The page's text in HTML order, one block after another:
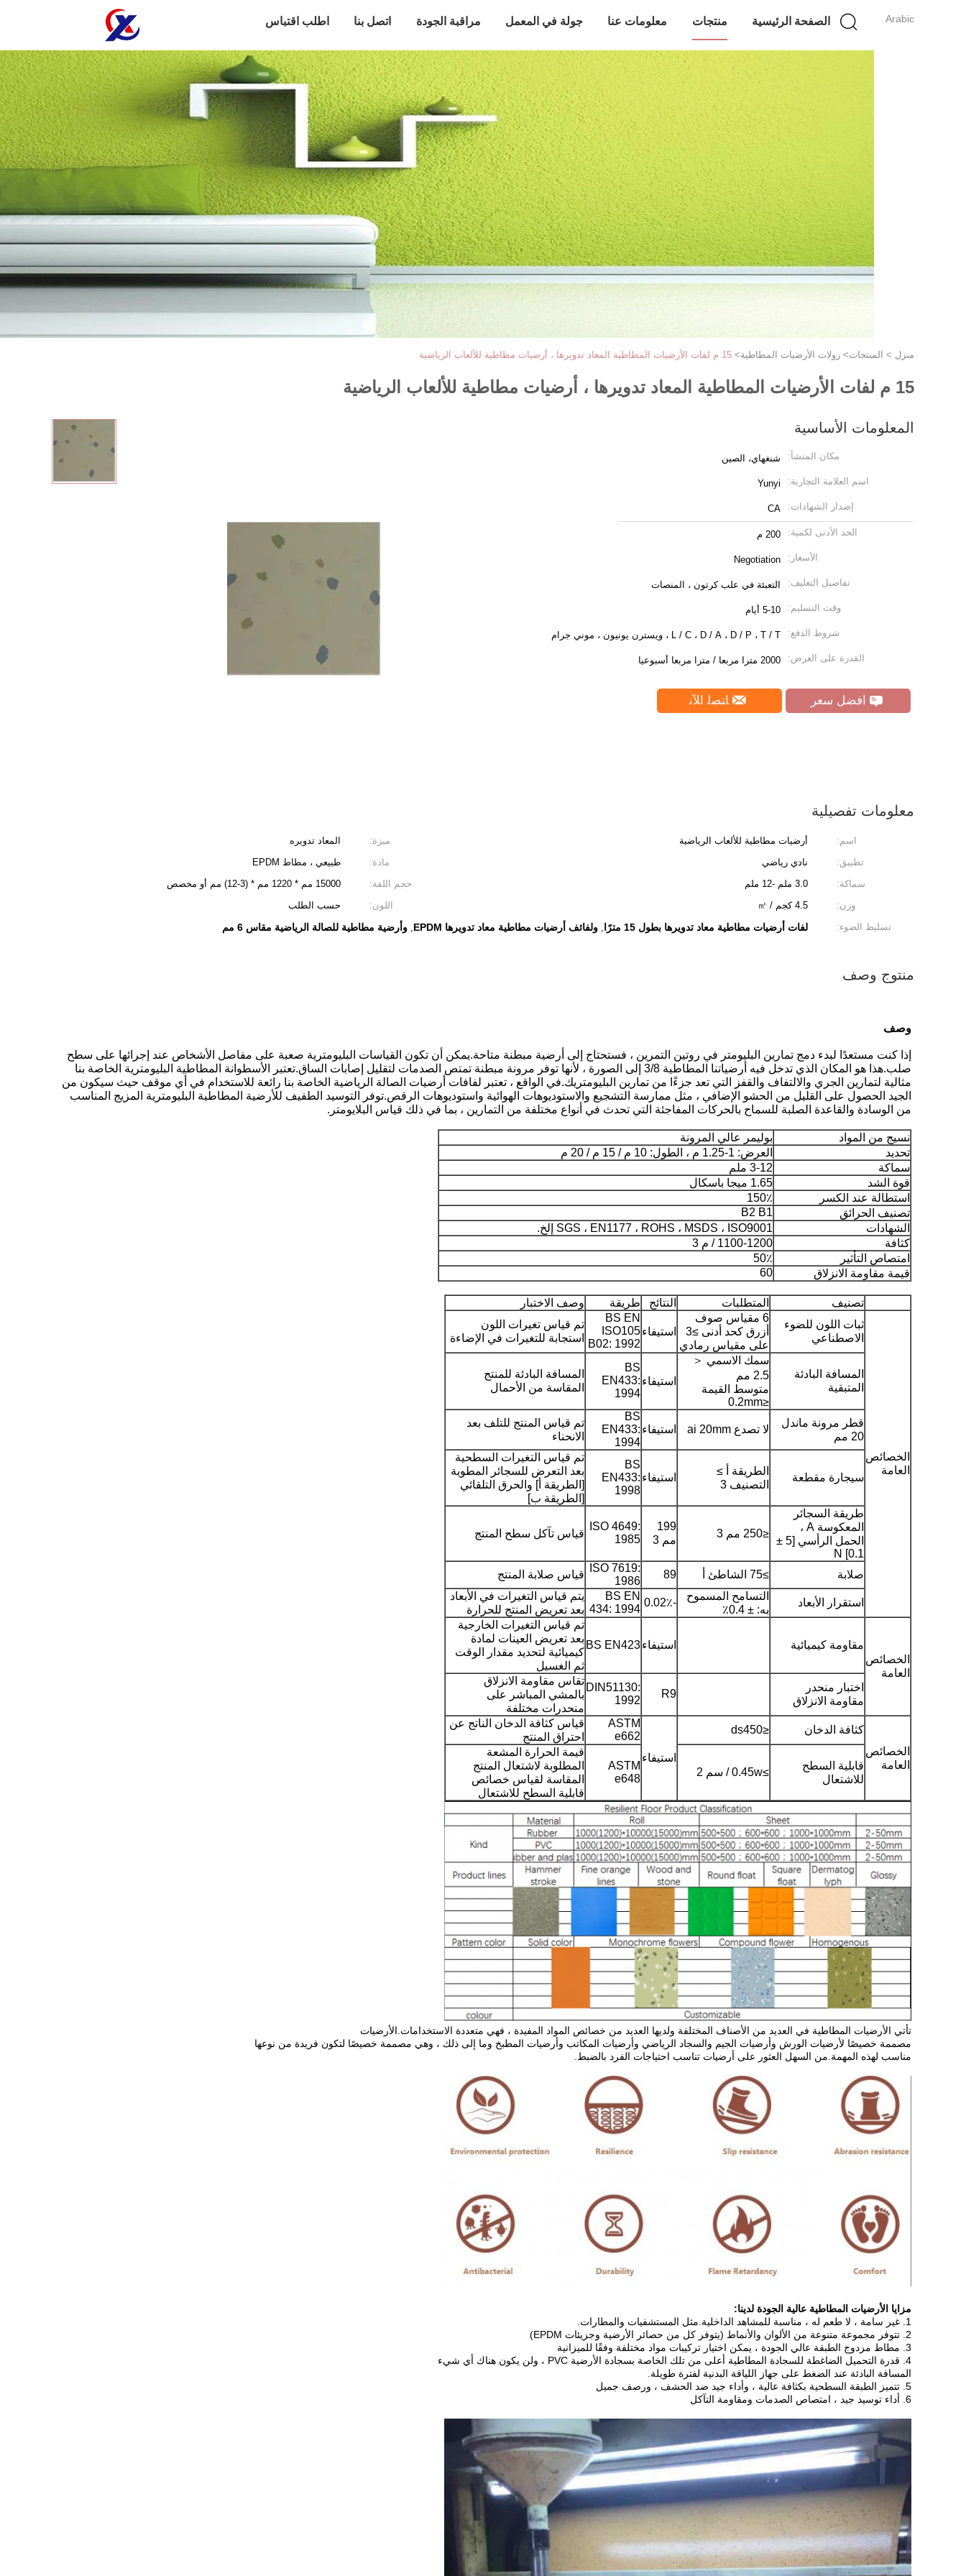
اترك رسالة
إرسال
Arabic الصفحة الرئيسية منتجات معلومات عنا جولة في المعمل مراقبة الجودة اتصل بنا اطلب اقتباس
منزل > المنتجات> رولات الأرضيات المطاطية> 15 م لفات الأرضيات المطاطية المعاد تدويرها ، أرضيات مطاطية للألعاب الرياضية
15 م لفات الأرضيات المطاطية المعاد تدويرها ، أرضيات مطاطية للألعاب الرياضية
المعلومات الأساسية
مكان المنشأ: شنغهاي، الصين
اسم العلامة التجارية: Yunyi
إصدار الشهادات: CA
الحد الأدنى لكمية: 200 م
الأسعار: Negotiation
تفاصيل التغليف: التعبئة في علب كرتون ، المنصات
وقت التسليم: 5-10 أيام
شروط الدفع: L / C ، D / A ، D / P ، T / T ، ويسترن يونيون ، موني جرام
القدرة على العرض: 2000 مترا مربعا / مترا مربعا أسبوعيا
افضل سعر ﺎﺘﺼﻟ ﺍﻶﻧ
معلومات تفصيلية
اسم: أرضيات مطاطية للألعاب الرياضية ميزة:
المعاد تدويره
تطبيق:
نادي رياضي مادة:
طبيعي ، مطاط EPDM
سماكة:
3.0 ملم -12 ملم حجم اللفة:
15000 مم * 1220 مم * (3-12) مم أو مخصص
وزن:
4.5 كجم / ㎡ اللون:
حسب الطلب
تسليط الضوء:
لفات أرضيات مطاطية معاد تدويرها بطول 15 مترًا , ولفائف أرضيات مطاطية معاد تدويرها EPDM , وأرضية مطاطية للصالة الرياضية مقاس 6 مم
منتوج وصف
وصف
إذا كنت مستعدًا لبدء دمج تمارين البليومتر في روتين التمرين ، فستحتاج إلى أرضية مبطنة متاحة.يمكن أن تكون القياسات البليومترية صعبة على مفاصل الأشخاص عند إجرائها على سطح
صلب.هذا هو المكان الذي تدخل فيه أرضياتنا المطاطية 3/8 إلى الصورة ، لأنها توفر مرونة مبطنة تمتص الصدمات لتقليل إصابات الساق.تعتبر الأسطوانة المطاطية البليومترية الخاصة بنا
مثالية لتمارين الجري والالتفاف والقفز التي تعد جزءًا من تمارين البليومتريك.في الواقع ، تعتبر لفافات أرضيات الصالة الرياضية الخاصة بنا رائعة للاستخدام في أي موقف حيث سيكون من
الجيد الحصول على القليل من الحشو الإضافي ، مثل ممارسة التشجيع والاستوديوهات الهوائية واستوديوهات الرقص.توفر التوسيد الطفيف للأرضية المطاطية البليومترية المزيج المناسب
من الوسادة والقاعدة الصلبة للسماح بالحركات المفاجئة التي تحدث في أنواع مختلفة من التمارين ، بما في ذلك قياس البلايومتر.
نسيج من المواد
بوليمر عالي المرونة
تحديد
العرض: 1-1.25 م ، الطول: 10 م / 15 م / 20 م
سماكة
3-12 ملم
قوة الشد
1.65 ميجا باسكال
استطالة عند الكسر
150٪
تصنيف الحرائق
B2 B1
الشهادات
SGS ، EN1177 ، ROHS ، MSDS ، ISO9001 إلخ.
كثافة
1100-1200 / م 3
امتصاص التأثير
50٪
قيمة مقاومة الانزلاق
60
تصنيف المتطلبات النتائج طريقة وصف الاختبار
الخصائص
العامة
ثبات اللون للضوء
الاصطناعي
6 مقياس صوف
أزرق كحد أدنى ≥3
على مقياس رمادي
استيفاء
BS EN
ISO105
B02: 1992
تم قياس تغيرات اللون
استجابة للتغيرات في الإضاءة
المسافة البادئة
المتبقية
سمك الاسمي ＜
2.5 مم
متوسط ​​القيمة
≤0.2mm
استيفاء
BS
EN433:
1994
المسافة البادئة للمنتج
المقاسة من الأحمال
قطر مرونة ماندل
20 مم
لا تصدع ai 20mm استيفاء
BS
EN433:
1994
تم قياس المنتج للتلف بعد
الانحناء
سيجارة مقطعة
الطريقة أ ≥
التصنيف 3
استيفاء
BS
EN433:
1998
تم قياس التغيرات السطحية
بعد التعرض للسجائر المطوية
[الطريقة أ] والحرق التلقائي
[الطريقة ب]
طريقة السجائر
المعكوسة A ،
الحمل الرأسي [5 ±
0.1] N
≤250 مم 3
199
مم 3
ISO 4649:
1985
قياس تآكل سطح المنتج
صلابة ≥75 الشاطئ أ 89
ISO 7619:
1986
قياس صلابة المنتج
استقرار الأبعاد
التسامح المسموح
به: ± 0.4٪
-0.02٪
BS EN
434: 1994
يتم قياس التغيرات في الأبعاد
بعد تعريض المنتج للحرارة
الخصائص
العامة
مقاومة كيميائية استيفاءBS EN423
تم قياس التغيرات الخارجية
بعد تعريض العينات لمادة
كيميائية لتحديد مقدار الوقت
ثم الغسيل
اختبار منحدر
مقاومة الانزلاق
R9
DIN51130:
1992
تقاس مقاومة الانزلاق
بالمشي المباشر على
منحدرات مختلفة
الخصائص
العامة
كثافة الدخان ≤ds450
استيفاء
ASTM
e662
قياس كثافة الدخان الناتج عن
احتراق المنتج
قابلية السطح
للاشتعال
≥0.45w / سم 2
ASTM
e648
قيمة الحرارة المشعة
المطلوبة لاشتعال المنتج
المقاسة لقياس خصائص
قابلية السطح للاشتعال
تأتي الأرضيات المطاطية في العديد من الأصناف المختلفة ولديها العديد من خصائص المواد المفيدة ، فهي متعددة الاستخدامات.الأرضيات
مصممة خصيصًا لأرضيات الورش وأرضيات الجيم والسجاد الرياضي وأرضيات المكاتب وأرضيات المطبخ وما إلى ذلك ، وهي مصممة خصيصًا لتكون فريدة من نوعها
مناسب لهذه المهمة.من السهل العثور على أرضيات تناسب احتياجات الفرد بالضبط.
مزايا الأرضيات المطاطية عالية الجودة لدينا:
1. غير سامة ، لا طعم له ، مناسبة للمشاهد الداخلية.مثل المستشفيات والمطارات.
2. تتوفر مجموعة متنوعة من الألوان والأنماط (يتوفر كل من حصائر الأرضية وجزيئات EPDM)
3. مطاط مزدوج الطبقة عالي الجودة ، يمكن اختيار تركيبات مواد مختلفة وفقًا للميزانية
4. قدرة التحميل الضاغطة للسجادة المطاطية أعلى من تلك الخاصة بسجادة الأرضية PVC ، ولن يكون هناك أي شيء
المسافة البادئة عند الضغط على جهاز اللياقة البدنية لفترة طويلة.
5. تتميز الطبقة السطحية بكثافة عالية ، وأداء جيد ضد الحشف ، ورصف جميل
6. أداء توسيد جيد ، امتصاص الصدمات ومقاومة التآكل